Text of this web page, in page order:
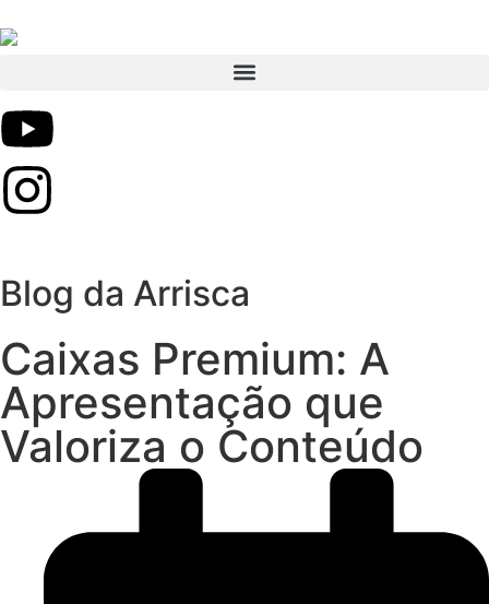
Blog da Arrisca
Caixas Premium: A
Apresentação que
Valoriza o Conteúdo